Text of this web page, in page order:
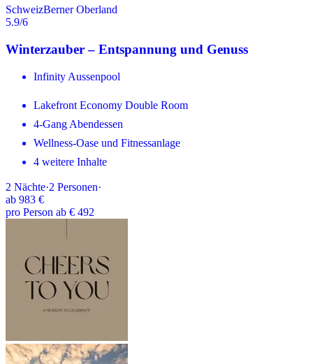
SchweizBerner Oberland
5.9/6
Winterzauber – Entspannung und Genuss
Infinity Aussenpool
Lakefront Economy Double Room
4-Gang Abendessen
Wellness-Oase und Fitnessanlage
4 weitere Inhalte
2 Nächte·2 Personen·
ab 983 €
pro Person ab € 492